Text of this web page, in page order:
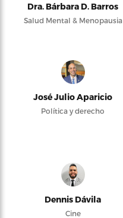
Dra. Bárbara D. Barros
Salud Mental & Menopausia
José Julio Aparicio
Política y derecho
Dennis Dávila
Cine